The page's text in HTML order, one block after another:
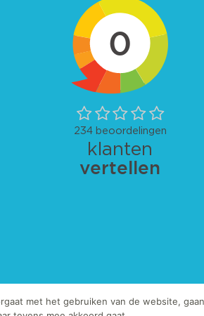
met het gebruiken van de website,